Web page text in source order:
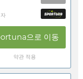
으로 이동
약관 적용